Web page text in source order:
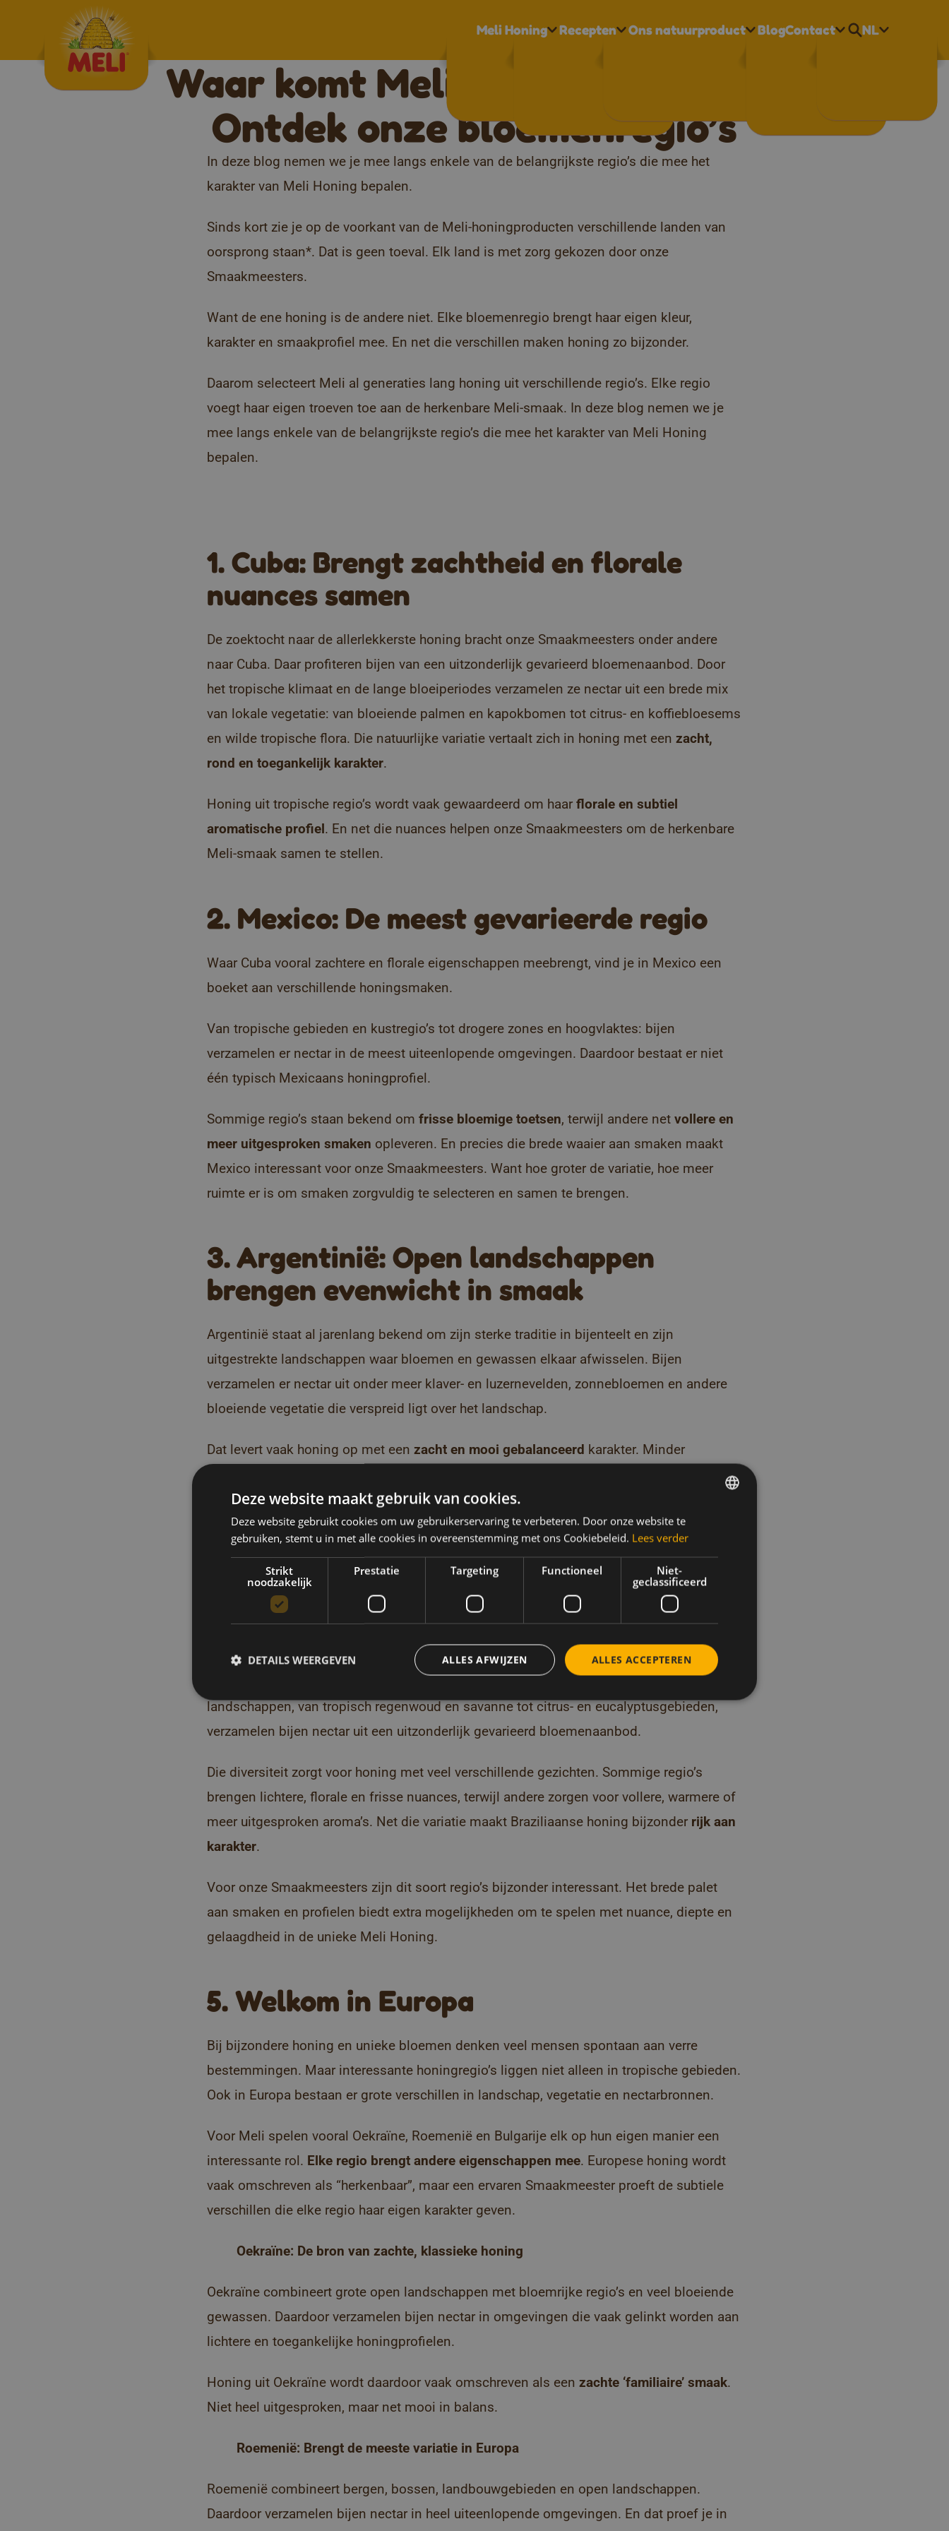
Meli Honing Recepten Ons natuurproduct BlogContact NL
Waar komt Meli Honing vandaan?
Ontdek onze bloemenregio’s
In deze blog nemen we je mee langs enkele van de belangrijkste regio’s die mee het
karakter van Meli Honing bepalen.
Sinds kort zie je op de voorkant van de Meli-honingproducten verschillende landen van
oorsprong staan*. Dat is geen toeval. Elk land is met zorg gekozen door onze
Smaakmeesters.
Want de ene honing is de andere niet. Elke bloemenregio brengt haar eigen kleur,
karakter en smaakprofiel mee. En net die verschillen maken honing zo bijzonder.
Daarom selecteert Meli al generaties lang honing uit verschillende regio’s. Elke regio
voegt haar eigen troeven toe aan de herkenbare Meli-smaak. In deze blog nemen we je
mee langs enkele van de belangrijkste regio’s die mee het karakter van Meli Honing
bepalen.
1. Cuba: Brengt zachtheid en florale
nuances samen
De zoektocht naar de allerlekkerste honing bracht onze Smaakmeesters onder andere
naar Cuba. Daar profiteren bijen van een uitzonderlijk gevarieerd bloemenaanbod. Door
het tropische klimaat en de lange bloeiperiodes verzamelen ze nectar uit een brede mix
van lokale vegetatie: van bloeiende palmen en kapokbomen tot citrus- en koffiebloesems
en wilde tropische flora. Die natuurlijke variatie vertaalt zich in honing met een zacht,
rond en toegankelijk karakter.
Honing uit tropische regio’s wordt vaak gewaardeerd om haar florale en subtiel
aromatische profiel. En net die nuances helpen onze Smaakmeesters om de herkenbare
Meli-smaak samen te stellen.
2. Mexico: De meest gevarieerde regio
Waar Cuba vooral zachtere en florale eigenschappen meebrengt, vind je in Mexico een
boeket aan verschillende honingsmaken.
Van tropische gebieden en kustregio’s tot drogere zones en hoogvlaktes: bijen
verzamelen er nectar in de meest uiteenlopende omgevingen. Daardoor bestaat er niet
één typisch Mexicaans honingprofiel.
Sommige regio’s staan bekend om frisse bloemige toetsen, terwijl andere net vollere en
meer uitgesproken smaken opleveren. En precies die brede waaier aan smaken maakt
Mexico interessant voor onze Smaakmeesters. Want hoe groter de variatie, hoe meer
ruimte er is om smaken zorgvuldig te selecteren en samen te brengen.
3. Argentinië: Open landschappen
brengen evenwicht in smaak
Argentinië staat al jarenlang bekend om zijn sterke traditie in bijenteelt en zijn
uitgestrekte landschappen waar bloemen en gewassen elkaar afwisselen. Bijen
verzamelen er nectar uit onder meer klaver- en luzernevelden, zonnebloemen en andere
bloeiende vegetatie die verspreid ligt over het landschap.
Dat levert vaak honing op met een zacht en mooi gebalanceerd karakter. Minder
Voor onze Smaakmeesters is die verfijnde balans een waardevolle basis: ze brengt
harmonie tussen de meer uitgesproken eigenschappen van andere regio’s.
4. Brazilië: Biodiversiteit zorgt voor
meer karakter en nuance
Brazilië behoort tot één van de meest biodiverse landen ter wereld. In de verschillende
landschappen, van tropisch regenwoud en savanne tot citrus- en eucalyptusgebieden,
verzamelen bijen nectar uit een uitzonderlijk gevarieerd bloemenaanbod.
Die diversiteit zorgt voor honing met veel verschillende gezichten. Sommige regio’s
brengen lichtere, florale en frisse nuances, terwijl andere zorgen voor vollere, warmere of
meer uitgesproken aroma’s. Net die variatie maakt Braziliaanse honing bijzonder rijk aan
karakter.
Voor onze Smaakmeesters zijn dit soort regio’s bijzonder interessant. Het brede palet
aan smaken en profielen biedt extra mogelijkheden om te spelen met nuance, diepte en
gelaagdheid in de unieke Meli Honing.
5. Welkom in Europa
Bij bijzondere honing en unieke bloemen denken veel mensen spontaan aan verre
bestemmingen. Maar interessante honingregio’s liggen niet alleen in tropische gebieden.
Ook in Europa bestaan er grote verschillen in landschap, vegetatie en nectarbronnen.
Voor Meli spelen vooral Oekraïne, Roemenië en Bulgarije elk op hun eigen manier een
interessante rol. Elke regio brengt andere eigenschappen mee. Europese honing wordt
vaak omschreven als “herkenbaar”, maar een ervaren Smaakmeester proeft de subtiele
verschillen die elke regio haar eigen karakter geven.
Oekraïne: De bron van zachte, klassieke honing
Oekraïne combineert grote open landschappen met bloemrijke regio’s en veel bloeiende
gewassen. Daardoor verzamelen bijen nectar in omgevingen die vaak gelinkt worden aan
lichtere en toegankelijke honingprofielen.
Honing uit Oekraïne wordt daardoor vaak omschreven als een zachte ‘familiaire’ smaak.
Niet heel uitgesproken, maar net mooi in balans.
Roemenië: Brengt de meeste variatie in Europa
Roemenië combineert bergen, bossen, landbouwgebieden en open landschappen.
Daardoor verzamelen bijen nectar in heel uiteenlopende omgevingen. En dat proef je in
Deze website maakt gebruik van cookies.
Deze website gebruikt cookies om uw gebruikerservaring te verbeteren. Door onze website te
gebruiken, stemt u in met alle cookies in overeenstemming met ons Cookiebeleid. Lees verder
Strikt
noodzakelijk
Prestatie Targeting Functioneel
Niet-
geclassificeerd
ALLES ACCEPTEREN
ALLES AFWIJZEN
DETAILS WEERGEVEN